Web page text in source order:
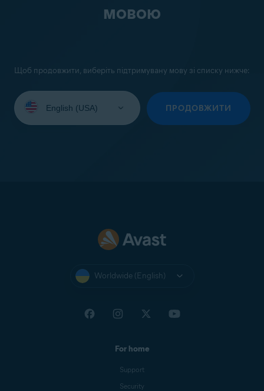
мовою
Щоб продовжити, виберіть підтримувану мову зі списку нижче:
your
ПРОДОВЖИТИ
Worldwide (English)
For home
Support
Security